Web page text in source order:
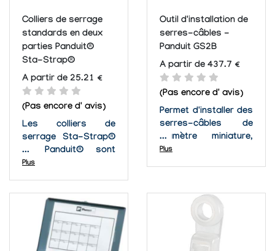
Colliers de serrage
standards en deux
parties Panduit®
Sta-Strap®
A partir de 25.21 €
(Pas encore d' avis)
Les colliers de
serrage Sta-Strap®
de Panduit® sont
conçus en utilisant un
facilité et flexibilité
d'installation. Ces
serres-câbles
libérables s'installent
Plus
Outil d'installation de
serres-câbles -
Panduit GS2B
A partir de 437.7 €
(Pas encore d' avis)
Permet d'installer des
serres-câbles de
diamètre miniature,
standard et
MS90387-1 et mil...
SPEC. MIL-t
Plus